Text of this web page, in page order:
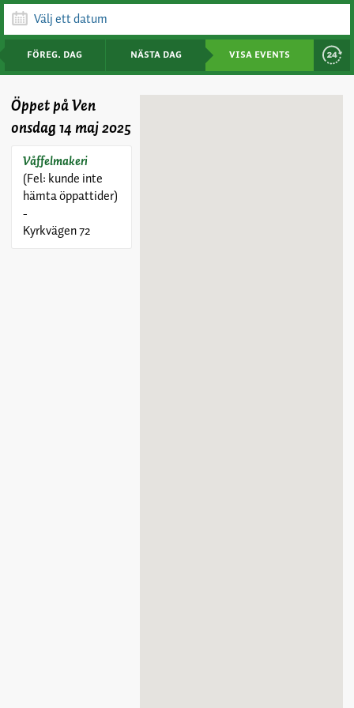
föreg. dag nästa dag visa events
Öppet på Ven
onsdag 14 maj 2025
Våffelmakeri
(Fel: kunde inte
hämta öppattider)
-
Kyrkvägen 72